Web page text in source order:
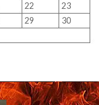
22
23
29
30